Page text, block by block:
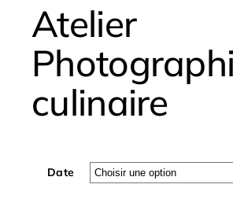
Atelier
culinaire
Date